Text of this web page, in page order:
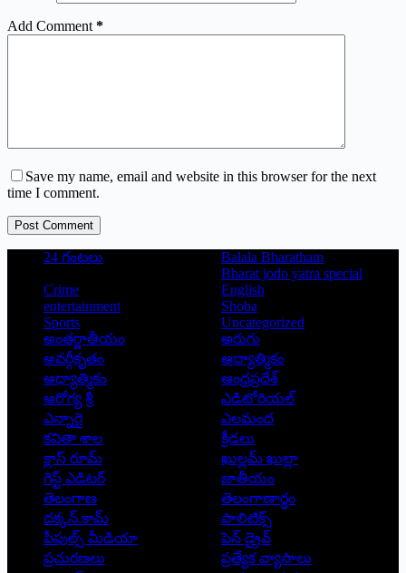
Add Comment *
Save my name, email and website in this browser for the next
time I comment.
Post Comment
24 గంటలు
Balala Bharatham
Bharat jodo yatra special
Crime
English
entertainment
Shoba
Sports
Uncategorized
అంతర్జాతీయం
అరుగు
అవర్గీకృతం
ఆద్యాత్మికం
ఆధ్యాత్మికం
ఆంధ్రప్రదేశ్
ఆరోగ్య శ్రీ
ఎడిటోరియల్
ఎన్నారై
ఎలమంద
కవితా శాల
క్రీడలు
క్లాస్ రూమ్
ఖుల్లమ్ ఖుల్లా
గెస్ట్ ఎడిటర్
జాతీయం
తెలంగాణ
తెలంగాణార్థం
దక్కన్.కామ్
పాలిటిక్స్
పీపుల్స్ ‌మీడియా
పెన్ డ్రైవ్
ప్రచురణలు
ప్రత్యేక వ్యాసాలు